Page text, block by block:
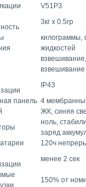
V51P3
3кг x 0.5гр
килограммы,
жидкостей
взвешивание
IP43
панель 4
ЖК, синяя
ноль,
заряд
120ч
менее 2 сек
150% от